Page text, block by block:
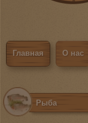
Главная О нас
Рыба